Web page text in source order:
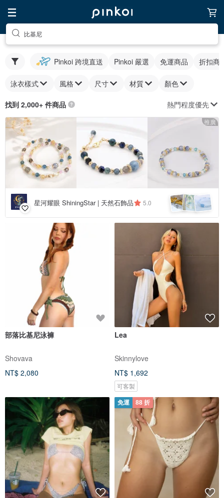
比基尼
Pinkoi 跨境直送 Pinkoi 嚴選 免運商品 折扣商
泳衣樣式 風格 尺寸 材質 顏色
找到 2,000+ 件商品 熱門程度優先
推廣
星河耀眼 ShiningStar | 天然石飾品 5.0
部落比基尼泳褲
Shovava
NT$ 2,080
Lea
Skinnylove
NT$ 1,692
可客製
免運 88 折